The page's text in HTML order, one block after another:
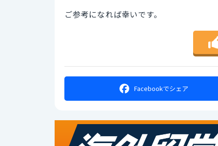
ご参考になれば幸いです。
Facebookでシェア